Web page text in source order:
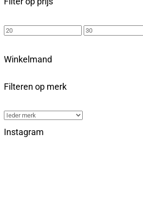
de
productpagina
Min.
prijs
Max.
prijs
Winkelmand
Filteren op merk
Instagram